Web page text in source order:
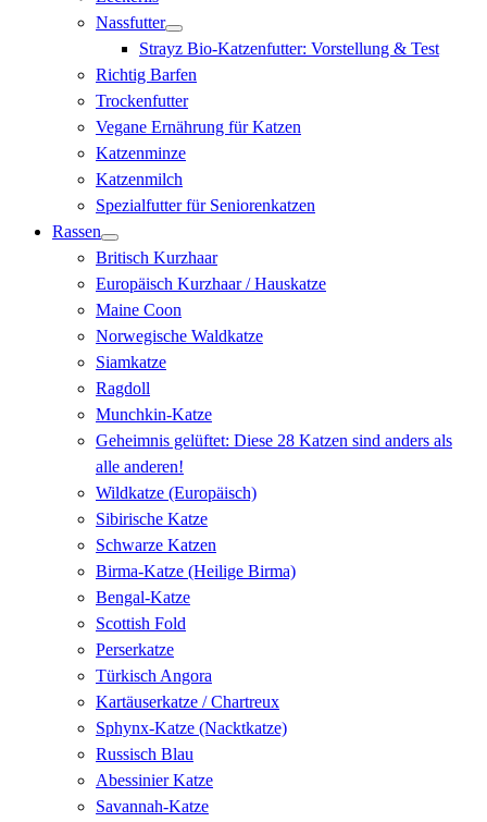
Nassfutter
Strayz Bio-Katzenfutter: Vorstellung & Test
Richtig Barfen
Trockenfutter
Vegane Ernährung für Katzen
Katzenminze
Katzenmilch
Spezialfutter für Seniorenkatzen
Rassen
Britisch Kurzhaar
Europäisch Kurzhaar / Hauskatze
Maine Coon
Norwegische Waldkatze
Siamkatze
Ragdoll
Munchkin-Katze
Geheimnis gelüftet: Diese 28 Katzen sind anders als
alle anderen!
Wildkatze (Europäisch)
Sibirische Katze
Schwarze Katzen
Birma-Katze (Heilige Birma)
Bengal-Katze
Scottish Fold
Perserkatze
Türkisch Angora
Kartäuserkatze / Chartreux
Sphynx-Katze (Nacktkatze)
Russisch Blau
Abessinier Katze
Savannah-Katze